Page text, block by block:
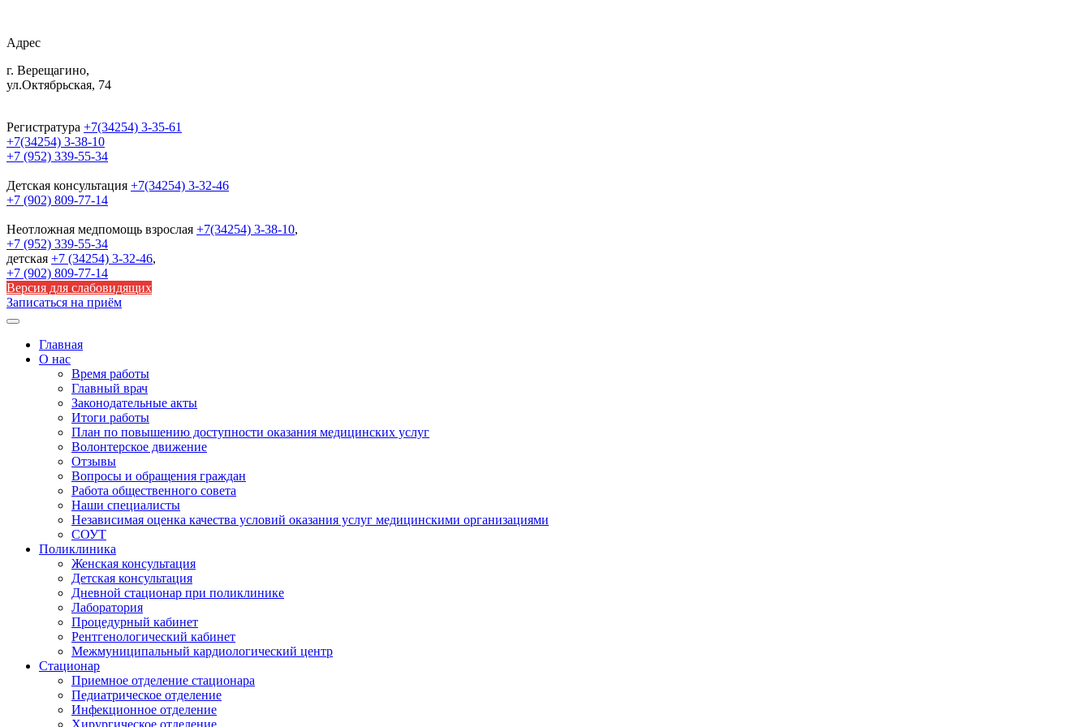
Адрес
г. Верещагино,
ул.Октябрьская, 74
Регистратура +7(34254) 3-35-61
+7(34254) 3-38-10
+7 (952) 339-55-34
Детская консультация +7(34254) 3-32-46
+7 (902) 809-77-14
Неотложная медпомощь взрослая +7(34254) 3-38-10,
+7 (952) 339-55-34
детская +7 (34254) 3-32-46,
+7 (902) 809-77-14
Версия для слабовидящих
Записаться на приём
Главная
О нас
Время работы
Главный врач
Законодательные акты
Итоги работы
План по повышению доступности оказания медицинских услуг
Волонтерское движение
Отзывы
Вопросы и обращения граждан
Работа общественного совета
Наши специалисты
Независимая оценка качества условий оказания услуг медицинскими организациями
СОУТ
Поликлиника
Женская консультация
Детская консультация
Дневной стационар при поликлинике
Лаборатория
Процедурный кабинет
Рентгенологический кабинет
Межмуниципальный кардиологический центр
Стационар
Приемное отделение стационара
Педиатрическое отделение
Инфекционное отделение
Хирургическое отделение